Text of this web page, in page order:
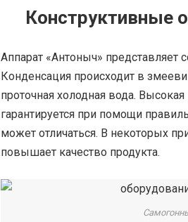
Конструктивные
Аппарат «Антоныч» представляет
Конденсация происходит в
проточная холодная вода.
гарантируется при помощи
может отличаться. В некоторых
повышает качество продукта.